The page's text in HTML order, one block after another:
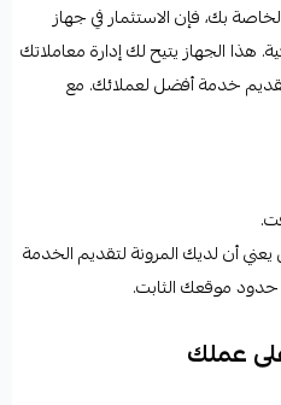
بك، فإن الاستثمار في جهاز
الجهاز يتيح لك إدارة معاملاتك
خدمة أفضل لعملائك. مع
أن لديك المرونة لتقديم الخدمة
موقعك الثابت.
على عملك